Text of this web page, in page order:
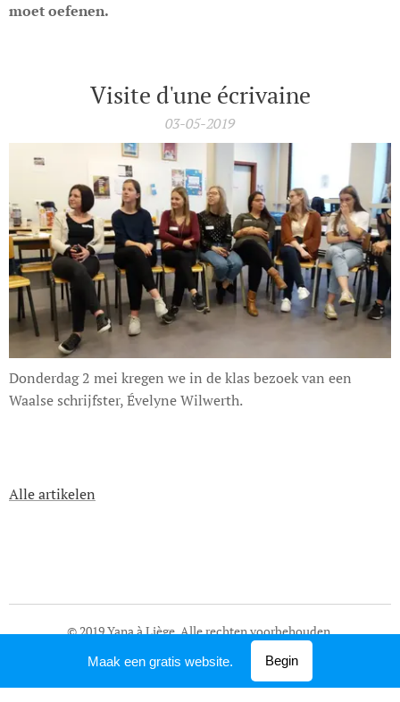
moet oefenen.
Visite d'une écrivaine
03-05-2019
Donderdag 2 mei kregen we in de klas bezoek van een
Waalse schrijfster, Évelyne Wilwerth.
Alle artikelen
© 2019 Yana à Liège. Alle rechten voorbehouden.
Mogelijk gemaakt door
Webnode
Maak een gratis website. Begin